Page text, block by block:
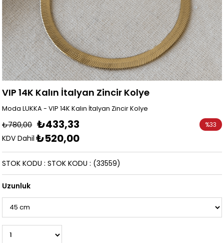
VIP 14K Kalın İtalyan Zincir Kolye
Moda LUKKA - VIP 14K Kalın İtalyan Zincir Kolye
₺780,00 ₺433,33
KDV Dahil ₺520,00
%33
(33559)
STOK KODU STOK KODU
Uzunluk